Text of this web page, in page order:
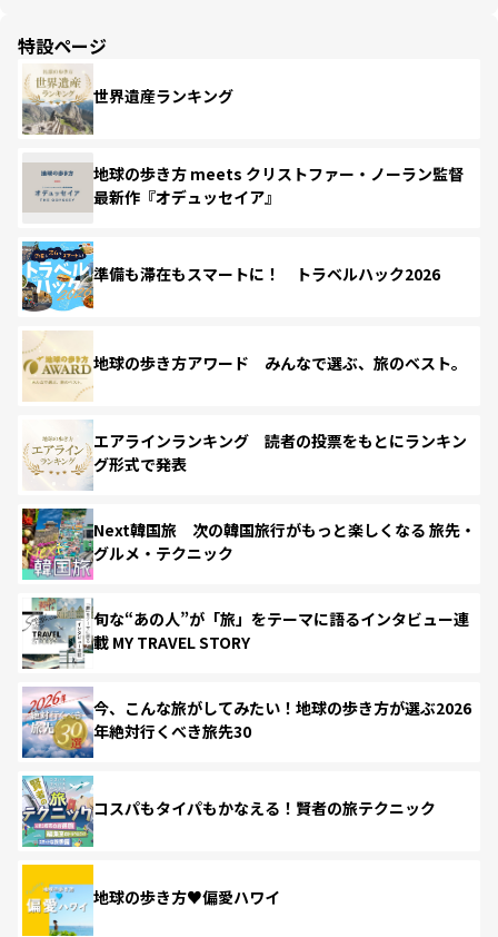
特設ページ
世界遺産ランキング
地球の歩き方 meets クリストファー・ノーラン監督
最新作『オデュッセイア』
準備も滞在もスマートに！ トラベルハック2026
地球の歩き方アワード みんなで選ぶ、旅のベスト。
エアラインランキング 読者の投票をもとにランキン
グ形式で発表
Next韓国旅 次の韓国旅行がもっと楽しくなる 旅先・
グルメ・テクニック
旬な“あの人”が「旅」をテーマに語るインタビュー連
載 MY TRAVEL STORY
今、こんな旅がしてみたい！地球の歩き方が選ぶ2026
年絶対行くべき旅先30
コスパもタイパもかなえる！賢者の旅テクニック
地球の歩き方♥偏愛ハワイ